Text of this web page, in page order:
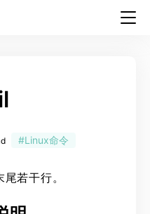
#Linux命令
若干行。